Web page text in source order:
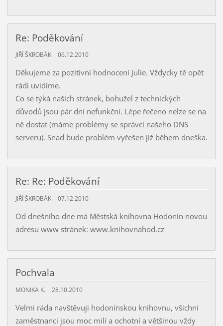
Re: Poděkování
JIŘÍ ŠKROBÁK 06.12.2010
Děkujeme za pozitivní hodnocení Julie. Vždycky tě opět
rádi uvidíme.
Co se týká našich stránek, bohužel z technických
důvodů jsou pár dní nefunkční. Lépe řečeno nelze se na
ně dostat (máme problémy se správci našeho DNS
serveru). Snad bude problém vyřešen již během dneška.
Re: Re: Poděkování
JIŘÍ ŠKROBÁK 07.12.2010
Od dnešního dne má Městská knihovna Hodonín novou
adresu www stránek: www.knihovnahod.cz
Pochvala
MONIKA K. 28.10.2010
Velmi ráda navštěvuji hodonínskou knihovnu, všichni
zaměstnanci jsou moc milí a ochotní a většinou vždy